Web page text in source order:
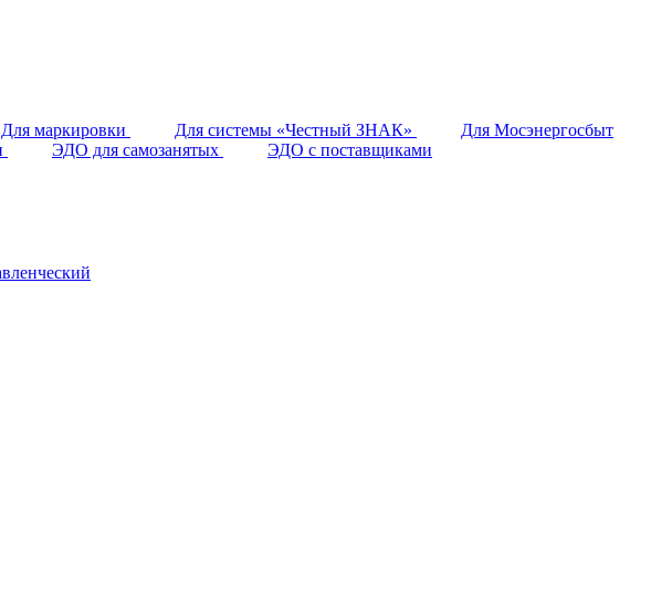
Для маркировки Для системы «Честный ЗНАК»
Для Мосэнергосбыт
ЭДО для самозанятых ЭДО с поставщиками